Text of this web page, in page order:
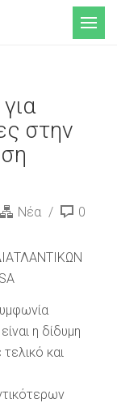
Μενού
στην
Νέα 0
η δίδυμη
και